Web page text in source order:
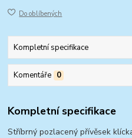
Do oblíbených
Kompletní specifikace
Komentáře 0
Kompletní specifikace
Stříbrný pozlacený přívěsek